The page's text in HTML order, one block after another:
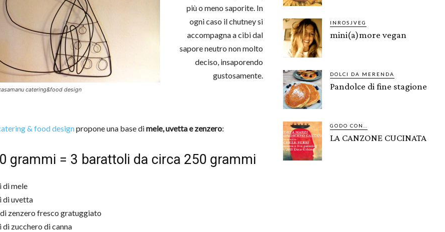
catering&food design
più o meno saporite. In
ogni caso il chutney si
accompagna a cibi dal
sapore neutro non molto
deciso, insaporendo
gustosamente.
& food designpropone una base dimele, uvetta e zenzero:
grammi = 3 barattoli da circa 250 grammi
di mele
di uvetta
zenzero fresco gratuggiato
di zucchero di canna
INROSJVEG
mini(a)more vegan
DOLCI DA MERENDA
Pandolce di fine stagione
GODO CON..
LA CANZONE CUCINATA